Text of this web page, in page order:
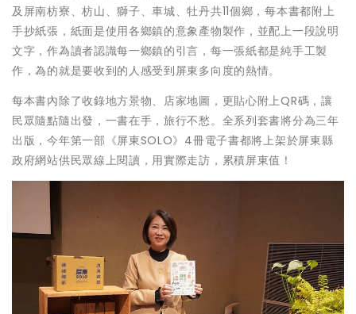
及屏南枋寮、枋山、獅子、車城、牡丹共11個鄉，每本書都附上
手抄紙張，紙面是使用各鄉鎮的意象產物製作，並配上一段說明
文字，作為讀者認識每一鄉鎮的引言，每一張紙都是純手工製
作，為的就是要收到的人感受到屏東多向度的熱情。
每本書內除了收錄地方景物、店家地圖，更貼心附上QR碼，讓
民眾隨點隨出發，一書在手，旅行不愁。全系列套書將分為三年
出版，今年第一部《屏東SOLO》4冊電子書都將上架於屏東縣
政府網站供民眾線上閱讀，用實際走訪，累積屏東值！